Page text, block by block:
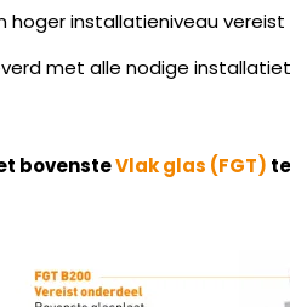
installatieniveau
met alle nodige
bovensteVlak glas (FGT)